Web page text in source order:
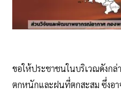
ขอให้ประชาชนในบริเวณดังกล่
ตกหนักและฝนที่ตกสะสม ซึ่งอา